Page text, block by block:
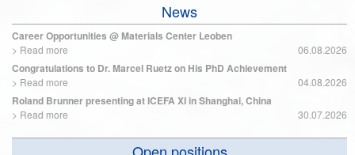
News
Career Opportunities @ Materials Center Leoben
> Read more 06.08.2026
Congratulations to Dr. Marcel Ruetz on His PhD Achievement
> Read more 04.08.2026
Roland Brunner presenting at ICEFA XI in Shanghai, China
> Read more 30.07.2026